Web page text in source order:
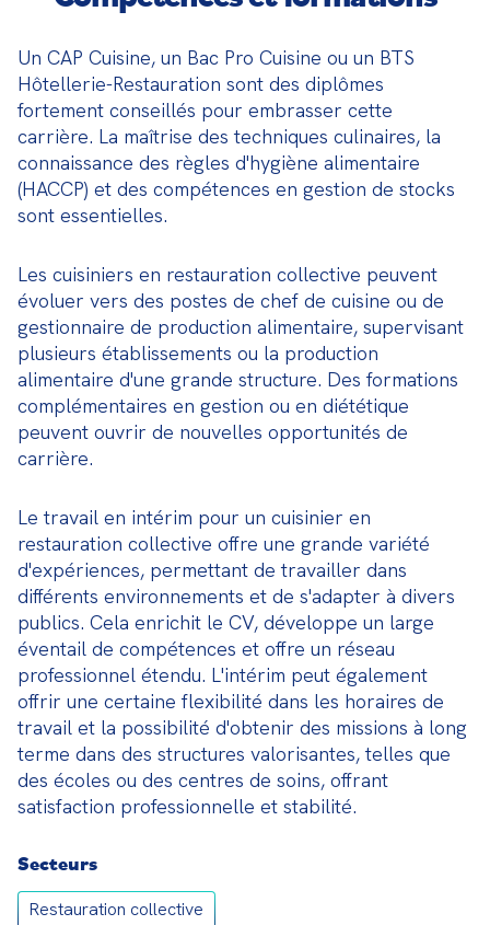
Un CAP Cuisine, un Bac Pro Cuisine ou un BTS
Hôtellerie-Restauration sont des diplômes
fortement conseillés pour embrasser cette
carrière. La maîtrise des techniques culinaires, la
connaissance des règles d'hygiène alimentaire
(HACCP) et des compétences en gestion de stocks
sont essentielles.
Les cuisiniers en restauration collective peuvent
évoluer vers des postes de chef de cuisine ou de
gestionnaire de production alimentaire, supervisant
plusieurs établissements ou la production
alimentaire d'une grande structure. Des formations
complémentaires en gestion ou en diététique
peuvent ouvrir de nouvelles opportunités de
carrière.
Le travail en intérim pour un cuisinier en
restauration collective offre une grande variété
d'expériences, permettant de travailler dans
différents environnements et de s'adapter à divers
publics. Cela enrichit le CV, développe un large
éventail de compétences et offre un réseau
professionnel étendu. L'intérim peut également
offrir une certaine flexibilité dans les horaires de
travail et la possibilité d'obtenir des missions à long
terme dans des structures valorisantes, telles que
des écoles ou des centres de soins, offrant
satisfaction professionnelle et stabilité.
Secteurs
Restauration collective